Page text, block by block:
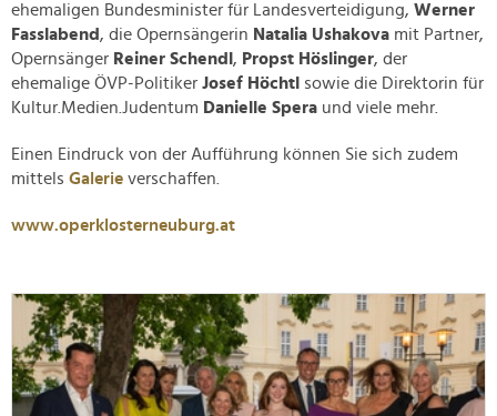
ehemaligen Bundesminister für Landesverteidigung, Werner
Fasslabend , die Opernsängerin Natalia Ushakova mit Partner,
Opernsänger Reiner Schendl , Propst Höslinger, der
ehemalige ÖVP-Politiker Josef Höchtl sowie die Direktorin für
Kultur.Medien.Judentum Danielle Spera und viele mehr.
Einen Eindruck von der Aufführung können Sie sich zudem
mittels Galerie verschaffen.
www.operklosterneuburg.at